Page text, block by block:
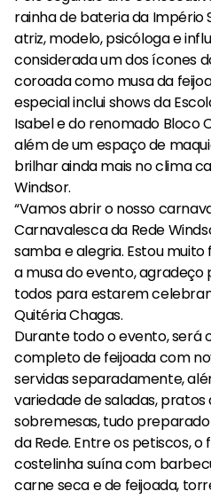
rainha de bateria da
atriz, modelo, psicóloga e
considerada um dos ícones
coroada como musa da
especial inclui shows da
Isabel e do renomado Bloco
além de um espaço de
brilhar ainda mais no clima
Windsor.
“Vamos abrir o nosso
Carnavalesca da Rede
samba e alegria. Estou muito
a musa do evento,
todos para estarem
Quitéria Chagas.
Durante todo o evento, será
completo de feijoada com
servidas separadamente,
variedade de saladas, pratos
sobremesas, tudo
da Rede. Entre os petiscos,
costelinha suína com
carne seca e de feijoada,